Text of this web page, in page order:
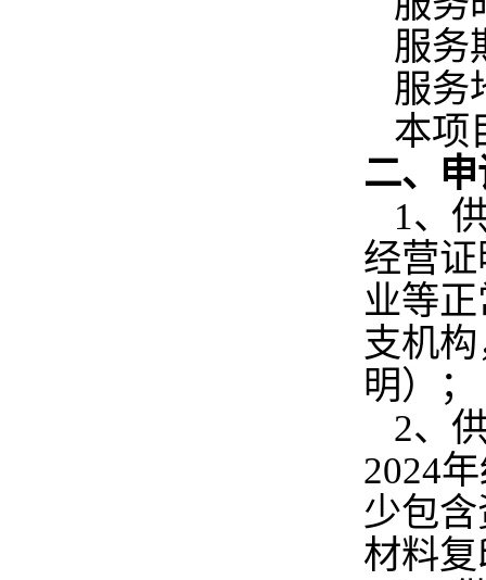
服务
服务
本项
二、
1、
经营
业等
支机
明）；
2、
2024
少包
材料